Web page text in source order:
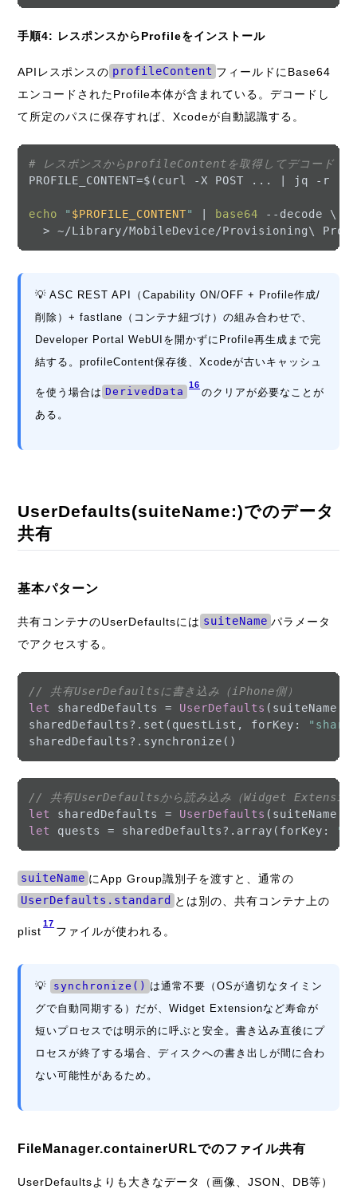
手順4: レスポンスからProfileをインストール
APIレスポンスの profileContent フィールドにBase64
エンコードされたProfile本体が含まれている。デコードし
て所定のパスに保存すれば、Xcodeが自動認識する。
# レスポンスからprofileContentを取得してデコード・
PROFILE_CONTENT=$(curl -X POST ... | jq -r
echo " $PROFILE_CONTENT" base64 --decode \
💡 ASC REST API（Capability ON/OFF + Profile作成/
削除）+ fastlane（コンテナ紐づけ）の組み合わせで、
Developer Portal WebUIを開かずにProfile再生成まで完
結する。profileContent保存後、Xcodeが古いキャッシュ
を使う場合は DerivedData
16
のクリアが必要なことが
ある。
UserDefaults(suiteName:)でのデータ
共有
基本パターン
共有コンテナのUserDefaultsには suiteName パラメータ
でアクセスする。
// 共有UserDefaultsに書き込み（iPhone側）
let
sharedDefaults = UserDefaults (suiteName:
sharedDefaults? .set(questList, forKey:
sharedDefaults?
// 共有UserDefaultsから読み込み（Widget
let
sharedDefaults = UserDefaults (suiteName:
let
quests = sharedDefaults? .array(forKey:
suiteName にApp Group識別子を渡すと、通常の
UserDefaults.standard とは別の、共有コンテナ上の
plist
17
ファイルが使われる。
💡 synchronize() は通常不要（OSが適切なタイミン
グで自動同期する）だが、Widget Extensionなど寿命が
短いプロセスでは明示的に呼ぶと安全。書き込み直後にプ
ロセスが終了する場合、ディスクへの書き出しが間に合わ
ない可能性があるため。
FileManager.containerURLでのファイル共有
UserDefaultsよりも大きなデータ（画像、JSON、DB等）